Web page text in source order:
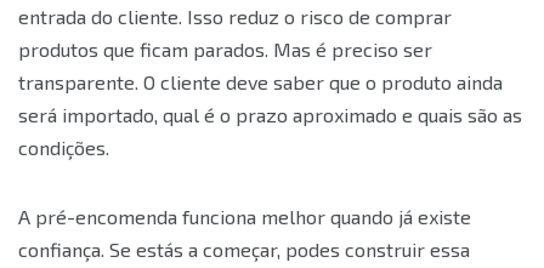
entrada do cliente. Isso reduz o risco de comprar
produtos que ficam parados. Mas é preciso ser
transparente. O cliente deve saber que o produto ainda
será importado, qual é o prazo aproximado e quais são as
condições.
A pré-encomenda funciona melhor quando já existe
confiança. Se estás a começar, podes construir essa